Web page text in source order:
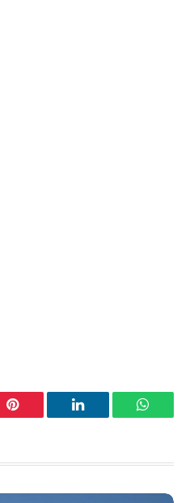
Pinterest LinkedIn